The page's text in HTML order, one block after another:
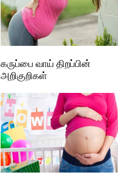
கருப்பை வாய் திறப்பின்
அறிகுறிகள்